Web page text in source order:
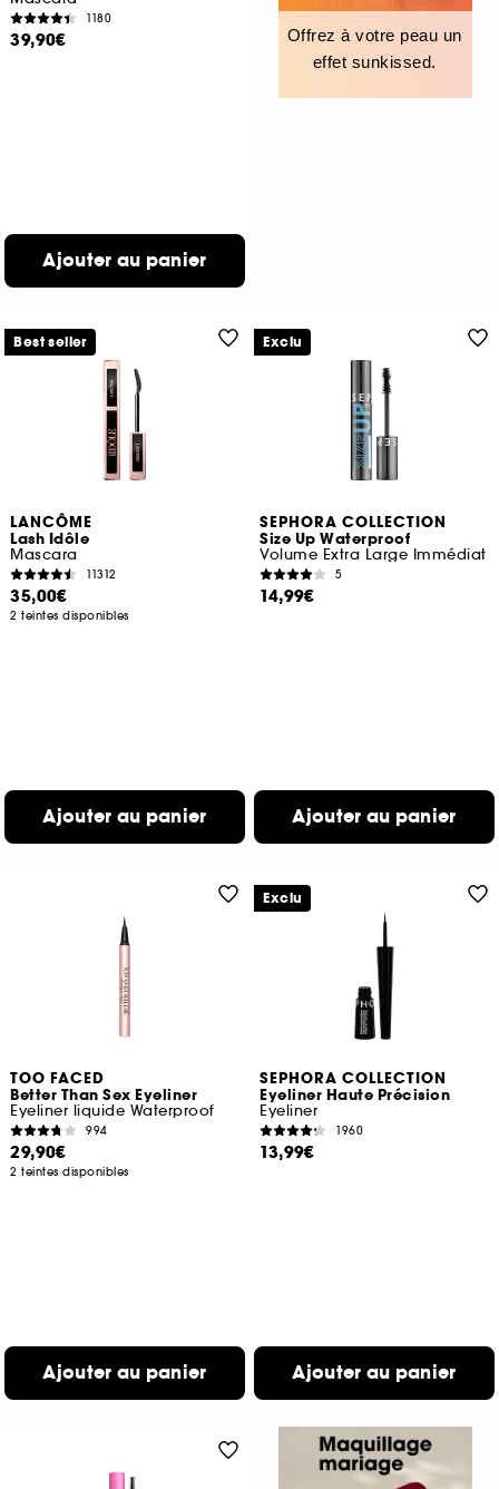
1180
39,90€
Ajouter au panier
Offrez à votre peau un
effet sunkissed.
LANCÔME
Lash Idôle
Mascara
11312
35,00€
2 teintes disponibles
Ajouter au panier
Best seller
SEPHORA COLLECTION
Size Up Waterproof
Volume Extra Large Immédiat
5
14,99€
Ajouter au panier
Exclu
TOO FACED
Better Than Sex Eyeliner
Eyeliner liquide Waterproof
994
29,90€
2 teintes disponibles
Ajouter au panier
SEPHORA COLLECTION
Eyeliner Haute Précision
Eyeliner
1960
13,99€
Ajouter au panier
Exclu